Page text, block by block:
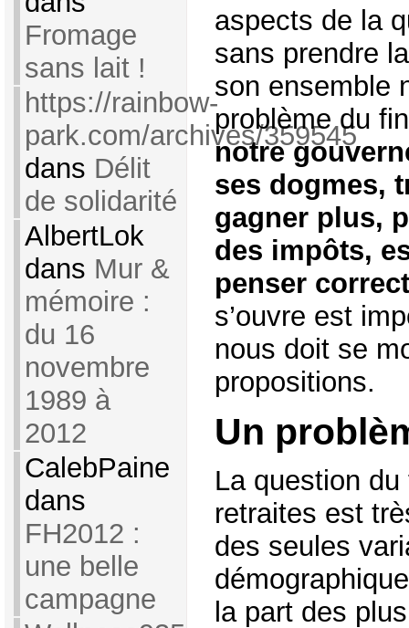
Fromage
sans lait !
https://rainbow-
park.com/archives/359545
dans Délit
de solidarité
AlbertLok
dans Mur &
mémoire :
du 16
novembre
1989 à
2012
CalebPaine
dans
FH2012 :
une belle
campagne
aspects de la
sans prendre
son ensemble
problème du
notre
ses dogmes,
gagner plus,
des impôts,
penser
s’ouvre est
nous doit se
propositions.
Un
La question
retraites est
des seules
la part des